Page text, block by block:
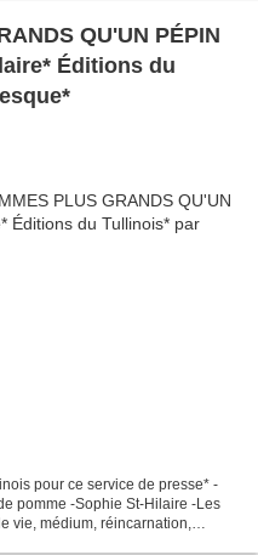
QU'UN PÉPIN
Éditions du
pour ce service de presse* -
pomme -Sophie St-Hilaire -Les
vie, médium, réincarnation,